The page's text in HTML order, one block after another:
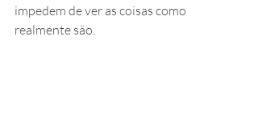
impedem de ver as coisas como
realmente são.